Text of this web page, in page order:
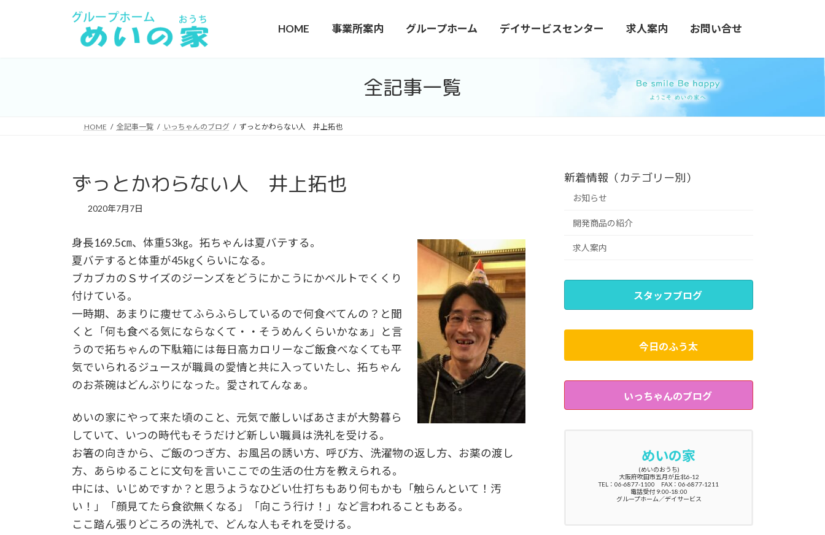
HOME 事業所案内 グループホーム デイサービスセンター 求人案内 お問い合せ
全記事一覧
HOME 全記事一覧 いっちゃんのブログ ずっとかわらない人 井上拓也
ずっとかわらない人 井上拓也
2020年7月7日
身長169.5㎝、体重53㎏。拓ちゃんは夏バテする。
夏バテすると体重が45㎏くらいになる。
ブカブカのＳサイズのジーンズをどうにかこうにかベルトでくくり
付けている。
一時期、あまりに痩せてふらふらしているので何食べてんの？と聞
くと「何も食べる気にならなくて・・そうめんくらいかなぁ」と言
うので拓ちゃんの下駄箱には毎日高カロリーなご飯食べなくても平
気でいられるジュースが職員の愛情と共に入っていたし、拓ちゃん
のお茶碗はどんぶりになった。愛されてんなぁ。
めいの家にやって来た頃のこと、元気で厳しいばあさまが大勢暮ら
していて、いつの時代もそうだけど新しい職員は洗礼を受ける。
お箸の向きから、ご飯のつぎ方、お風呂の誘い方、呼び方、洗濯物の返し方、お薬の渡し
方、あらゆることに文句を言いここでの生活の仕方を教えられる。
中には、いじめですか？と思うようなひどい仕打ちもあり何もかも「触らんといて！汚
い！」「顔見てたら食欲無くなる」「向こう行け！」など言われることもある。
ここ踏ん張りどころの洗礼で、どんな人もそれを受ける。
新着情報（カテゴリー別）
お知らせ
開発商品の紹介
求人案内
スタッフブログ
今日のふう太
いっちゃんのブログ
めいの家
(めいのおうち)
大阪府吹田市五月が丘北6-12
TEL：06-6877-1100 FAX：06-6877-1211
電話受付 9:00-18:00
グループホーム／デイサービス